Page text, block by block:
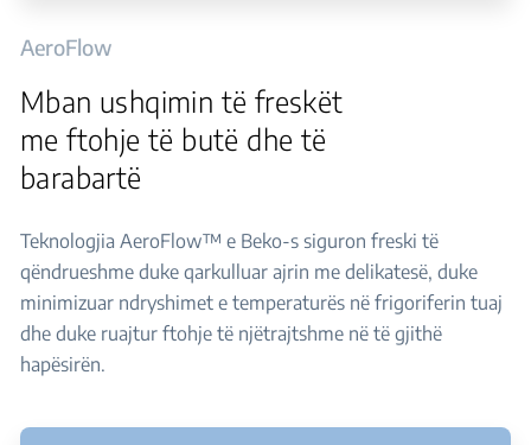
AeroFlow
Mban ushqimin të freskët
me ftohje të butë dhe të
barabartë
Teknologjia AeroFlow™ e Beko-s siguron freski të
qëndrueshme duke qarkulluar ajrin me delikatesë, duke
minimizuar ndryshimet e temperaturës në frigoriferin tuaj
dhe duke ruajtur ftohje të njëtrajtshme në të gjithë
hapësirën.